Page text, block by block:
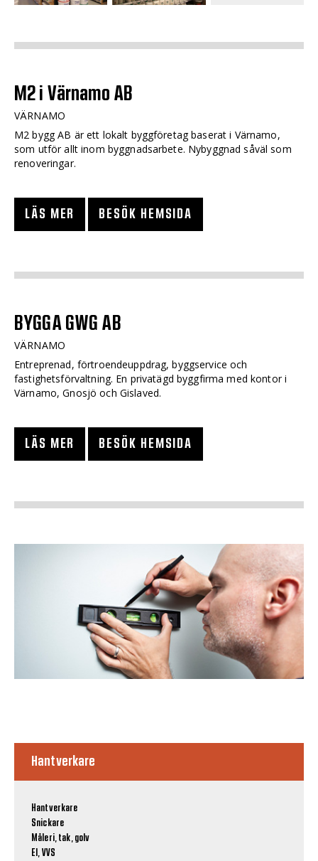
M2 i Värnamo AB
VÄRNAMO
M2 bygg AB är ett lokalt byggföretag baserat i Värnamo,
som utför allt inom byggnadsarbete. Nybyggnad såväl som
renoveringar.
LÄS MER BESÖK HEMSIDA
BYGGA GWG AB
VÄRNAMO
Entreprenad, förtroendeuppdrag, byggservice och
fastighetsförvaltning. En privatägd byggfirma med kontor i
Värnamo, Gnosjö och Gislaved.
LÄS MER BESÖK HEMSIDA
Hantverkare
Hantverkare
Snickare
Måleri, tak, golv
El, VVS